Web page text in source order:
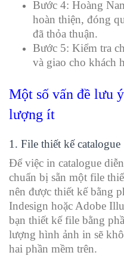
Bước 4: Hoàng
hoàn thiện, đóng
đã thỏa thuận.
Bước 5: Kiểm tra
và giao cho khách
Một số vấn đề lưu
lượng ít
1. File thiết kế catalogue
Để việc in catalogue
chuẩn bị sẵn một file
nên được thiết kế bằng
Indesign hoặc Adobe
bạn thiết kế file bằng
lượng hình ảnh in sẽ
hai phần mềm trên.